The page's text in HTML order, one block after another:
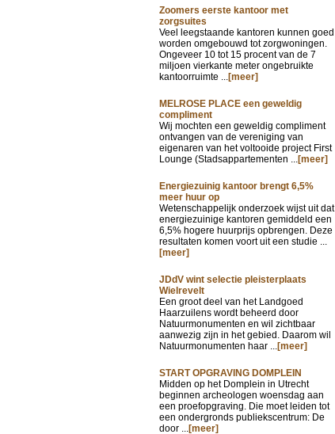
Zoomers eerste kantoor met
zorgsuites
Veel leegstaande kantoren kunnen goed
worden omgebouwd tot zorgwoningen.
Ongeveer 10 tot 15 procent van de 7
miljoen vierkante meter ongebruikte
kantoorruimte ...[meer]
MELROSE PLACE een geweldig
compliment
Wij mochten een geweldig compliment
ontvangen van de vereniging van
eigenaren van het voltooide project First
Lounge (Stadsappartementen ...[meer]
Energiezuinig kantoor brengt 6,5%
meer huur op
Wetenschappelijk onderzoek wijst uit dat
energiezuinige kantoren gemiddeld een
6,5% hogere huurprijs opbrengen. Deze
resultaten komen voort uit een studie ...
[meer]
JDdV wint selectie pleisterplaats
Wielrevelt
Een groot deel van het Landgoed
Haarzuilens wordt beheerd door
Natuurmonumenten en wil zichtbaar
aanwezig zijn in het gebied. Daarom wil
Natuurmonumenten haar ...[meer]
START OPGRAVING DOMPLEIN
Midden op het Domplein in Utrecht
beginnen archeologen woensdag aan
een proefopgraving. Die moet leiden tot
een ondergronds publiekscentrum: De
door ...[meer]